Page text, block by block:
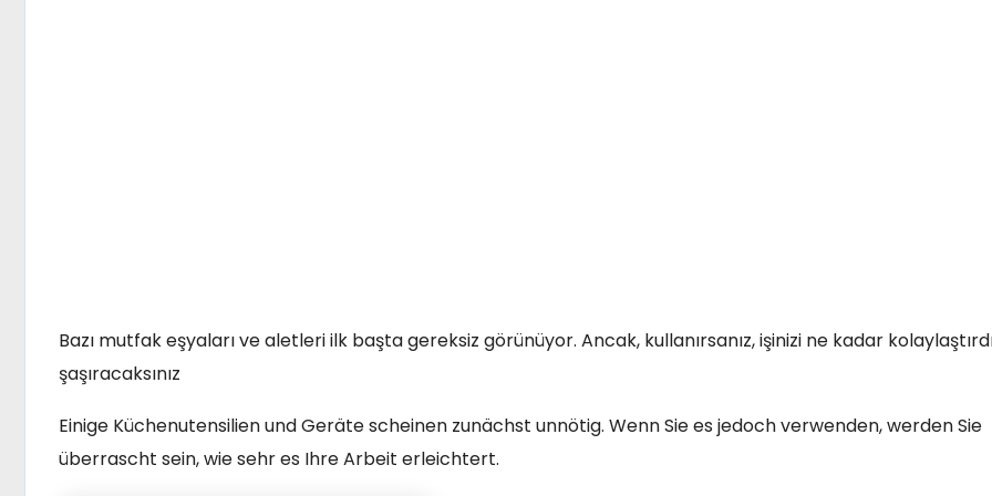
Bazı mutfak eşyaları ve aletleri ilk başta gereksiz görünüyor. Ancak, kullanırsanız, işinizi ne kadar
şaşıracaksınız
Einige Küchenutensilien und Geräte scheinen zunächst unnötig. Wenn Sie es jedoch verwenden, werden Sie
überrascht sein, wie sehr es Ihre Arbeit erleichtert.